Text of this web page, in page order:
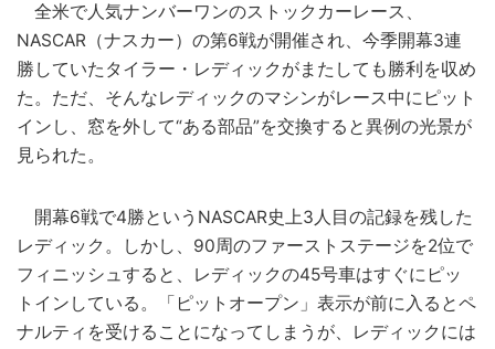
全米で人気ナンバーワンのストックカーレース、
NASCAR（ナスカー）の第6戦が開催され、今季開幕3連
勝していたタイラー・レディックがまたしても勝利を収め
た。ただ、そんなレディックのマシンがレース中にピット
インし、窓を外して“ある部品”を交換すると異例の光景が
見られた。
開幕6戦で4勝というNASCAR史上3人目の記録を残した
レディック。しかし、90周のファーストステージを2位で
フィニッシュすると、レディックの45号車はすぐにピッ
トインしている。「ピットオープン」表示が前に入るとペ
ナルティを受けることになってしまうが、レディックには